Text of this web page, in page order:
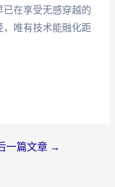
在享受无感穿越的
唯有技术能融化距
一篇文章 →